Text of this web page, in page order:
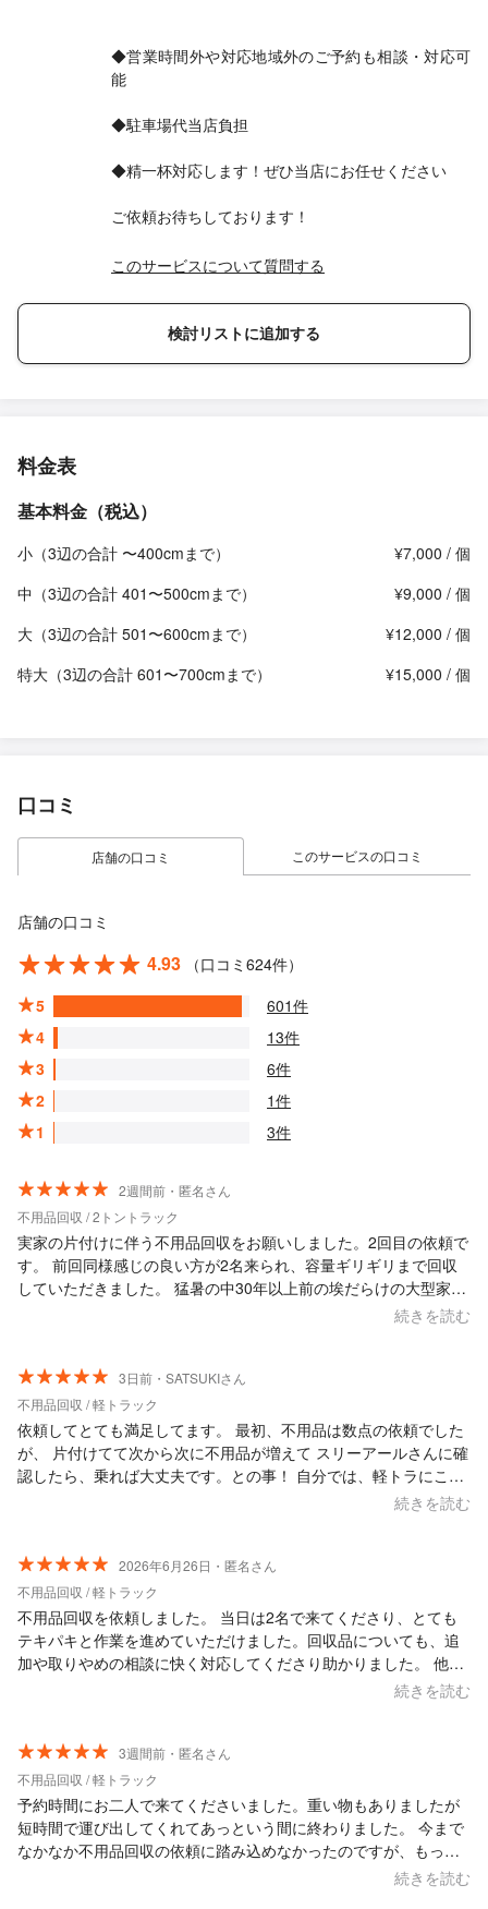
◆営業時間外や対応地域外のご予約も相談・対応可
能
◆駐車場代当店負担
◆精一杯対応します！ぜひ当店にお任せください
ご依頼お待ちしております！
このサービスについて質問する
検討リストに追加する
料金表
基本料金（税込）
小（3辺の合計 〜400cmまで）
¥7,000 / 個
中（3辺の合計 401〜500cmまで）
¥9,000 / 個
大（3辺の合計 501〜600cmまで）
¥12,000 / 個
特大（3辺の合計 601〜700cmまで）
¥15,000 / 個
口コミ
店舗の口コミ このサービスの口コミ
店舗の口コミ
4.93
（口コミ624件）
5
601件
4
13件
3
6件
2
1件
1
3件
2週間前・匿名さん
不用品回収 / 2トントラック
実家の片付けに伴う不用品回収をお願いしました。2回目の依頼で
す。 前回同様感じの良い方が2名来られ、容量ギリギリまで回収
していただきました。 猛暑の中30年以上前の埃だらけの大型家具
や食器、ガラクタを嫌な顔ひとつせずテキパキと丁寧に運んでい
るつもりです。
続きを読む
3日前・SATSUKIさん
不用品回収 / 軽トラック
依頼してとても満足してます。 最初、不用品は数点の依頼でした
が、 片付けてて次から次に不用品が増えて スリーアールさんに確
認したら、乗れば大丈夫です。との事！ 自分では、軽トラにこん
なに積めるのかしら？ くらい出しましたが、嫌な顔せず あっとい
続きを読む
2026年6月26日・匿名さん
不用品回収 / 軽トラック
不用品回収を依頼しました。 当日は2名で来てくださり、とても
テキパキと作業を進めていただけました。回収品についても、追
加や取りやめの相談に快く対応してくださり助かりました。 他社
でも見積もりを取りましたが、金額にかなり幅があり不安を感じ
あればお願いしたいです。
続きを読む
3週間前・匿名さん
不用品回収 / 軽トラック
予約時間にお二人で来てくださいました。重い物もありましたが
短時間で運び出してくれてあっという間に終わりました。 今まで
なかなか不用品回収の依頼に踏み込めなかったのですが、もっと
早く依頼すれば良かったです。 また機会があればこちらにお願い
続きを読む